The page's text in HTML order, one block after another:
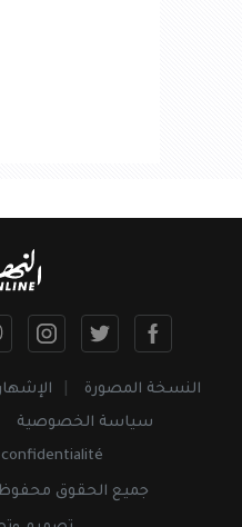
النسخة المصورة الإشهار
سياسة الخصوصية
جميع الحقوق محفوظة © 2026